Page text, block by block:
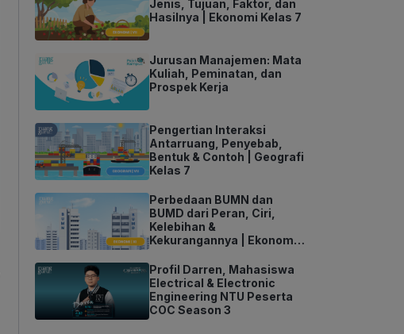
Jenis, Tujuan, Faktor, dan
Hasilnya | Ekonomi Kelas 7
Jurusan Manajemen: Mata
Kuliah, Peminatan, dan
Prospek Kerja
Pengertian Interaksi
Antarruang, Penyebab,
Bentuk & Contoh | Geografi
Kelas 7
Perbedaan BUMN dan
BUMD dari Peran, Ciri,
Kelebihan &
Kekurangannya | Ekonomi
Profil Darren, Mahasiswa
Electrical & Electronic
Engineering NTU Peserta
COC Season 3